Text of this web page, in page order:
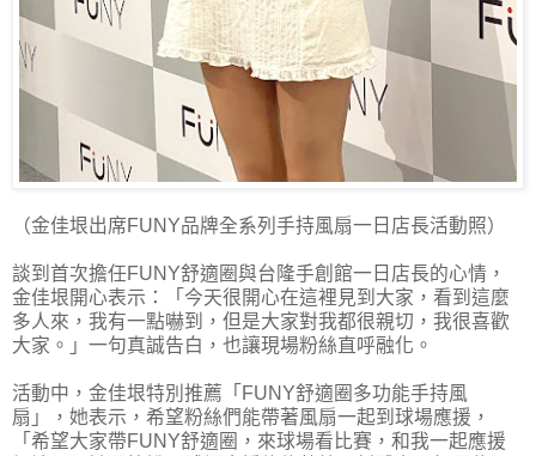
（金佳垠出席FUNY品牌全系列手持風扇一日店長活動照）
談到首次擔任FUNY舒適圈與台隆手創館一日店長的心情，
金佳垠開心表示：「今天很開心在這裡見到大家，看到這麼
多人來，我有一點嚇到，但是大家對我都很親切，我很喜歡
大家。」一句真誠告白，也讓現場粉絲直呼融化。
活動中，金佳垠特別推薦「FUNY舒適圈多功能手持風
扇」，她表示，希望粉絲們能帶著風扇一起到球場應援，
「希望大家帶FUNY舒適圈，來球場看比賽，和我一起應援